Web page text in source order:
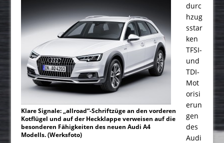
Klare Signale: „allroad“-Schriftzüge an den vorderen
Kotflügel und auf der Heckklappe verweisen auf die
besonderen Fähigkeiten des neuen Audi A4
Modells. (Werksfoto)
durc
hzug
sstar
ken
TFSI-
und
TDI-
Mot
orisi
erun
gen
des
Audi